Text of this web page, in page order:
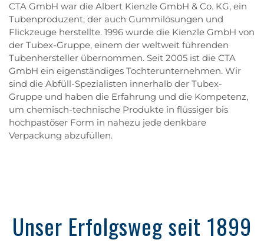
CTA GmbH war die Albert Kienzle GmbH & Co. KG, ein
Tubenproduzent, der auch Gummilösungen und
Flickzeuge herstellte. 1996 wurde die Kienzle GmbH von
der Tubex-Gruppe, einem der weltweit führenden
Tubenhersteller übernommen. Seit 2005 ist die CTA
GmbH ein eigenständiges Tochterunternehmen. Wir
sind die Abfüll-Spezialisten innerhalb der Tubex-
Gruppe und haben die Erfahrung und die Kompetenz,
um chemisch-technische Produkte in flüssiger bis
hochpastöser Form in nahezu jede denkbare
Verpackung abzufüllen.
Unser Erfolgsweg seit 1899